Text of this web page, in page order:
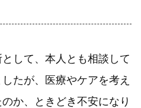
して、本人とも相談して
たが、医療やケアを考え
か、ときどき不安になり